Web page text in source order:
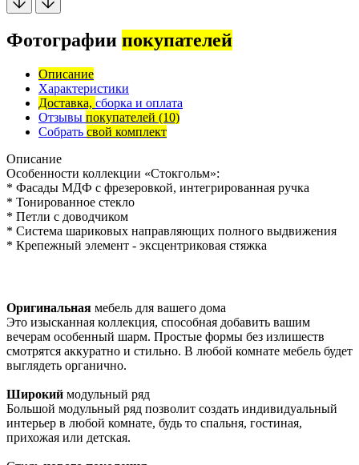
Фотографии покупателей
Описание
Характеристики
Доставка, сборка и оплата
Отзывы покупателей (10)
Собрать свой комплект
Описание
Особенности коллекции «Стокгольм»:
* Фасады МДФ с фрезеровкой, интегрированная ручка
* Тонированное стекло
* Петли с доводчиком
* Система шариковых направляющих полного выдвижения
* Крепежный элемент - эксцентриковая стяжка
Оригинальная мебель для вашего дома
Это изысканная коллекция, способная добавить вашим
вечерам особенный шарм. Простые формы без излишеств
смотрятся аккуратно и стильно. В любой комнате мебель будет
выглядеть органично.
Широкий модульный ряд
Большой модульный ряд позволит создать индивидуальный
интерьер в любой комнате, будь то спальня, гостиная,
прихожая или детская.